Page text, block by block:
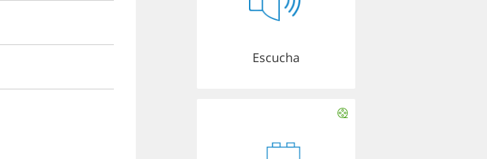
Escucha